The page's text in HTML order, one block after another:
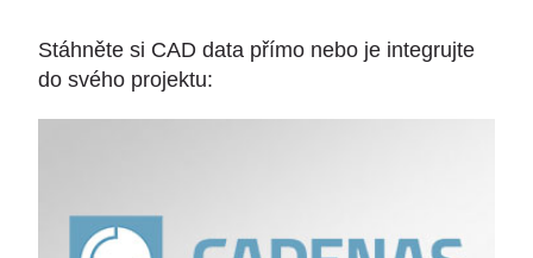
Stáhněte si CAD data přímo nebo je integrujte
do svého projektu: